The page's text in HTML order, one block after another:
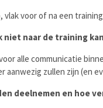
vlak voor of na een
naar de training
alle communicatie
zullen zijn (en
deelnemen en hoe